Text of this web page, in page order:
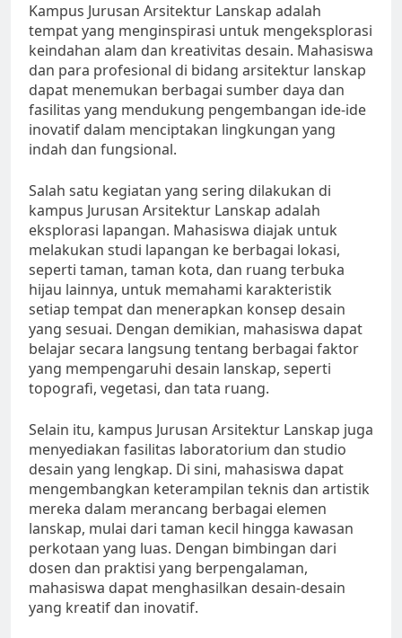
Kampus Jurusan Arsitektur Lanskap adalah
tempat yang menginspirasi untuk mengeksplorasi
keindahan alam dan kreativitas desain. Mahasiswa
dan para profesional di bidang arsitektur lanskap
dapat menemukan berbagai sumber daya dan
fasilitas yang mendukung pengembangan ide-ide
inovatif dalam menciptakan lingkungan yang
indah dan fungsional.
Salah satu kegiatan yang sering dilakukan di
kampus Jurusan Arsitektur Lanskap adalah
eksplorasi lapangan. Mahasiswa diajak untuk
melakukan studi lapangan ke berbagai lokasi,
seperti taman, taman kota, dan ruang terbuka
hijau lainnya, untuk memahami karakteristik
setiap tempat dan menerapkan konsep desain
yang sesuai. Dengan demikian, mahasiswa dapat
belajar secara langsung tentang berbagai faktor
yang mempengaruhi desain lanskap, seperti
topografi, vegetasi, dan tata ruang.
Selain itu, kampus Jurusan Arsitektur Lanskap juga
menyediakan fasilitas laboratorium dan studio
desain yang lengkap. Di sini, mahasiswa dapat
mengembangkan keterampilan teknis dan artistik
mereka dalam merancang berbagai elemen
lanskap, mulai dari taman kecil hingga kawasan
perkotaan yang luas. Dengan bimbingan dari
dosen dan praktisi yang berpengalaman,
mahasiswa dapat menghasilkan desain-desain
yang kreatif dan inovatif.